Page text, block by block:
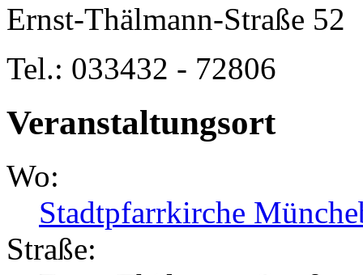
Ernst-Thälmann-Straße 52
Tel.: 033432 - 72806
Veranstaltungsort
Wo:
Stadtpfarrkirche
Straße: